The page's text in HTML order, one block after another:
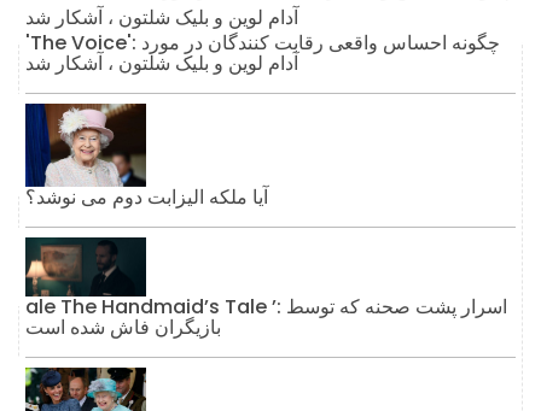
'The Voice': چگونه احساس واقعی رقابت کنندگان در مورد
آدام لوین و بلیک شلتون ، آشکار شد
آیا ملکه الیزابت دوم می نوشد؟
ale The Handmaid’s Tale ’: اسرار پشت صحنه که توسط
بازیگران فاش شده است